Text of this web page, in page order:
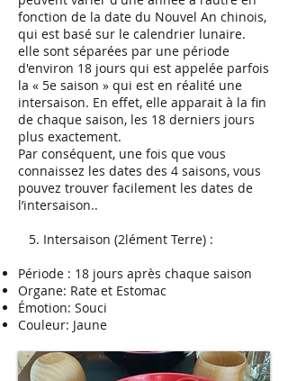
fonction de la date du Nouvel An chinois,
qui est basé sur le calendrier lunaire.
elle sont séparées par une période
d'environ 18 jours qui est appelée parfois
la « 5e saison » qui est en réalité une
intersaison. En effet, elle apparait à la fin
de chaque saison, les 18 derniers jours
plus exactement.
Par conséquent, une fois que vous
connaissez les dates des 4 saisons, vous
pouvez trouver facilement les dates de
l’intersaison..
5. Intersaison (2lément Terre) :
Période : 18 jours après chaque saison
Organe: Rate et Estomac
Émotion: Souci
Couleur: Jaune